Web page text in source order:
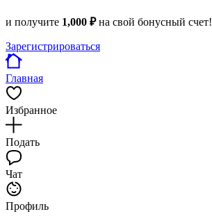
и получите 1,000 ₽на свой бонусный счет!
Зарегистрироваться
Главная
Избранное
Подать
Чат
Профиль